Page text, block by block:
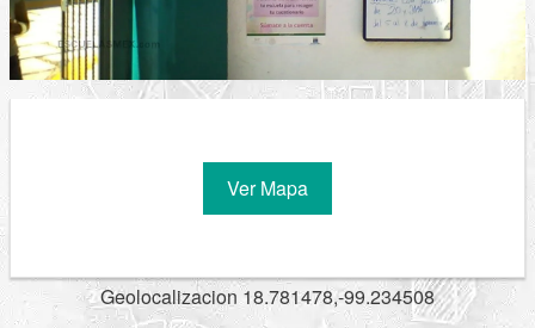
Ver Mapa
Geolocalizacion 18.781478,-99.234508